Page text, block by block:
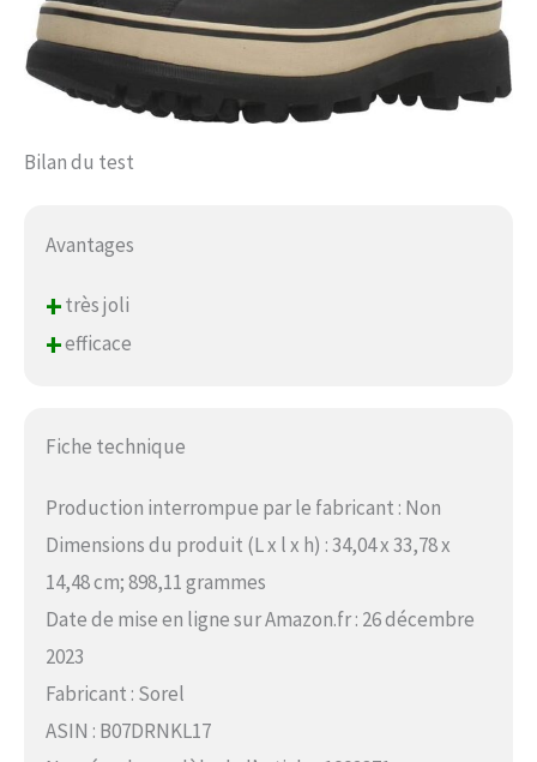
Bilan du test
Avantages
+très joli
+efficace
Fiche technique
Production interrompue par le fabricant : Non
Dimensions du produit (L x l x h) : 34,04 x 33,78 x
14,48 cm; 898,11 grammes
Date de mise en ligne sur Amazon.fr : 26 décembre
2023
Fabricant : Sorel
ASIN : B07DRNKL17